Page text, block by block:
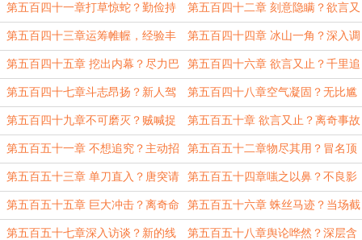
疑
第五百四十一章打草惊蛇？勤俭持
家
第五百四十二章 刻意隐瞒？欲言又
止
第五百四十三章运筹帷幄，经验丰
富
第五百四十四章 冰山一角？深入调
查
第五百四十五章 挖出内幕？尽力巴
结
第五百四十六章 欲言又止？千里追
凶
第五百四十七章斗志昂扬？新人驾
到
第五百四十八章空气凝固？无比尴
尬？
第五百四十九章不可磨灭？贼喊捉
贼
第五百五十章 欲言又止？离奇事故
第五百五十一章 不想追究？主动招
惹
第五百五十二章物尽其用？冒名顶
替
第五百五十三章 单刀直入？唐突请
求
第五百五十四章嗤之以鼻？不良影
响
第五百五十五章 巨大冲击？离奇命
案
第五百五十六章 蛛丝马迹？当场截
胡
第五百五十七章深入访谈？新的线 第五百五十八章舆论哗然？深层含